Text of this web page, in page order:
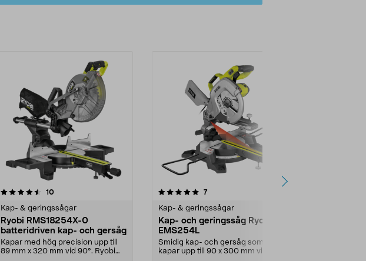
10recensioner
Kap- & geringssågar
Ryobi RMS18254X-0
batteridriven kap- och gersåg
Kapar med hög precision upp till
89 mm x 320 mm vid 90°. Ryobi
5.0 av 5 stjärnor 7recensioner
Kap- & geringssågar
Kap- och geringssåg Ryobi
EMS254L
Smidig kap- och gersåg som
kapar upp till 90 x 300 mm vid 90°.
4.5 av 5 stjärnor